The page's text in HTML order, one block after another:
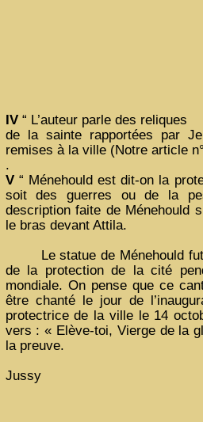
IV“ L’auteur parle des reliques
de la sainte rapportées par
remises à la ville (Notre article
.
V“ Ménehould est dit-on la
soit des guerres ou de la
description faite de Ménehould
le bras devant Attila.
Le statue de Ménehould
de la protection de la cité
mondiale. On pense que ce
être chanté le jour de
protectrice de la ville le 14
vers : « Elève-toi, Vierge de la
la preuve.
Jussy